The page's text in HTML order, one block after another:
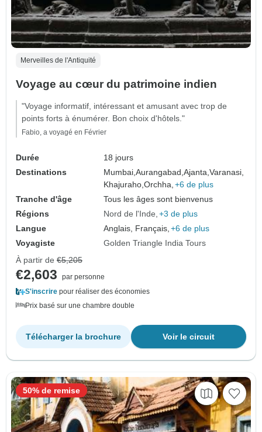
Merveilles de l'Antiquité
Voyage au cœur du patrimoine indien
"Voyage informatif, intéressant et amusant avec trop de
points forts à énumérer. Bon choix d'hôtels."
Fabio, a voyagé en Février
Durée
18 jours
Destinations
Mumbai,Aurangabad,Ajanta,Varanasi,
Khajuraho,Orchha, +6 de plus
Tranche d'âge
Tous les âges sont bienvenus
Régions
Nord de l'Inde +3 de plus
Langue
Anglais, Français, +6 de plus
Voyagiste
Golden Triangle India Tours
À partir de €5,205
€2,603
par personne
S'inscrire pour réaliser des économies
Prix basé sur une chambre double
Voir le circuit
Télécharger la brochure
50% de remise